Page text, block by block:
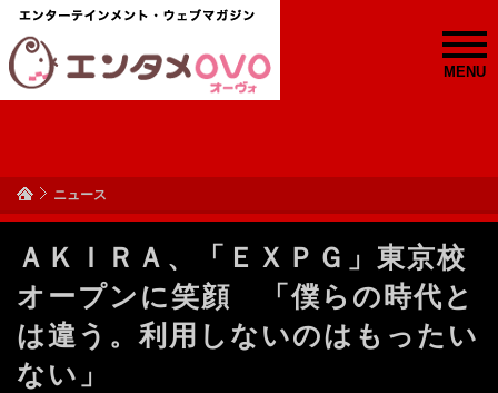
MENU
ニュース
ＡＫＩＲＡ、「ＥＸＰＧ」東京校
オープンに笑顔 「僕らの時代と
は違う。利用しないのはもったい
ない」